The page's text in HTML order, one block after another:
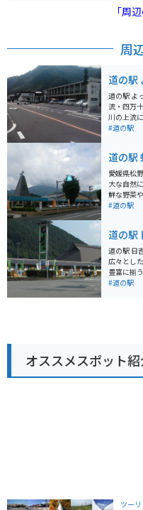
なわら焼きタタキを体験できます。「周
周
道の駅
道の駅 よ
流・四万
川の上流に位置す
道の駅で
な景色を
す。 バイクに乗られる方は、道の駅周辺のワインディン
グロードも人気です。
しても知
ぐるルートとなって
も多いの
#道の駅
道の駅
愛媛県松
大な自然
鮮な野菜
ま」や、レ
に新しい
森公園に
あり、子供連
場合、道
です。周
が点在し
#道の駅
道の駅
道の駅 日
広々とし
豊富に揃
レストラ
地は、自
い渓谷
は、西予
元産の米
#道の駅
オススメスポット
ツー